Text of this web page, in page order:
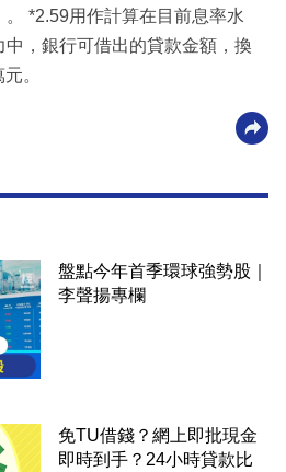
*2.59用作計算在目前息率水
，銀行可借出的貸款金額，換
。
盤點今年首季環球強勢股｜
李聲揚專欄
免TU借錢？網上即批現金
即時到手？24小時貸款比